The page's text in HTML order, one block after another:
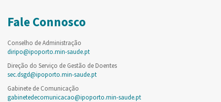
Fale Connosco
Conselho de Administração
diripo@ipoporto.min-saude.pt
Direção do Serviço de Gestão de Doentes
sec.dsgd@ipoporto.min-saude.pt
Gabinete de Comunicação
gabinetedecomunicacao@ipoporto.min-saude.pt